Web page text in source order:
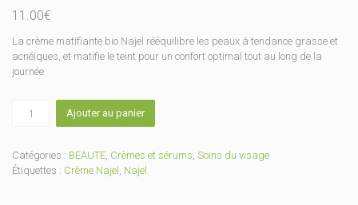
11.00€
La crème matifiante bio Najel rééquilibre les peaux à tendance grasse et
acnéiques, et matifie le teint pour un confort optimal tout au long de la
journée.
matifiante
certifiée
Ajouter au panier
Catégories : BEAUTE, Crèmes et sérums, Soins du visage
Étiquettes : Crème Najel , Najel